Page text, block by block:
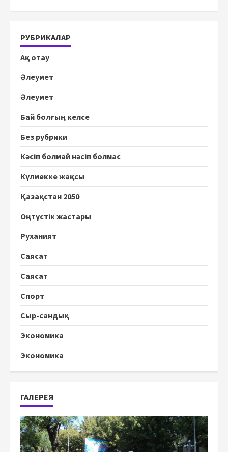
РУБРИКАЛАР
Ақ отау
Әлеумет
Әлеумет
Бай болғың келсе
Без рубрики
Кәсіп болмай нәсіп болмас
Күлмекке жақсы
Қазақстан 2050
Оңтүстік жастары
Руханият
Саясат
Саясат
Спорт
Сыр-сандық
Экономика
Экономика
ГАЛЕРЕЯ